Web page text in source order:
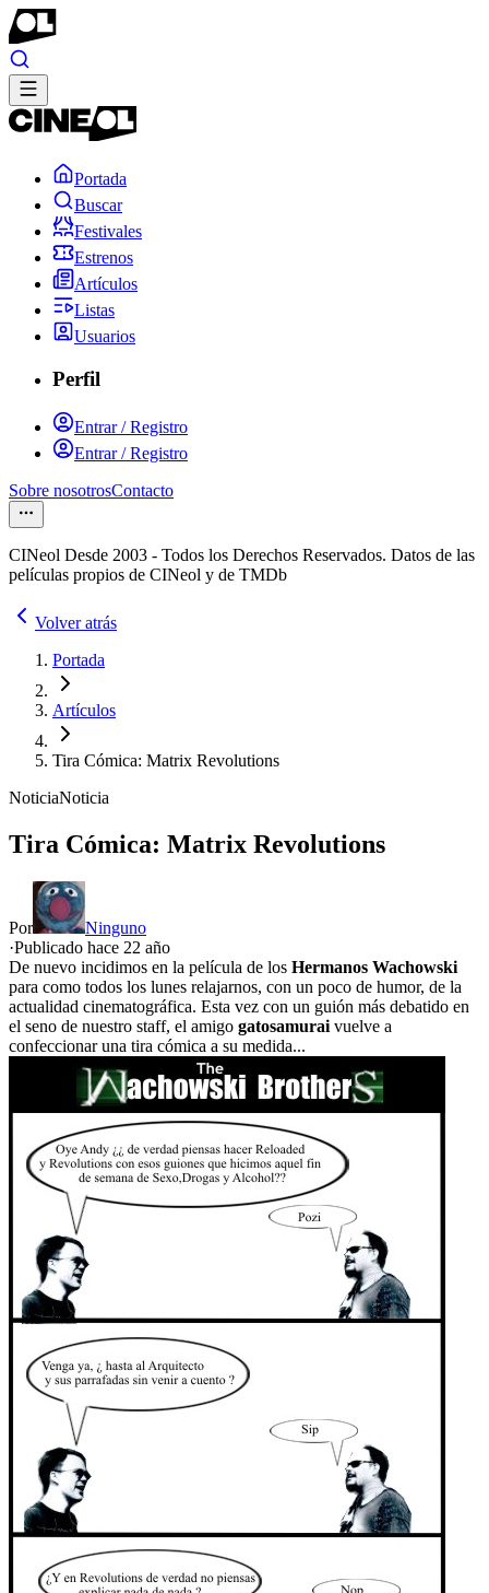
Portada
Buscar
Festivales
Estrenos
Artículos
Listas
Usuarios
Perfil
Entrar / Registro
Entrar / Registro
Sobre nosotrosContacto
CINeol Desde 2003 - Todos los Derechos Reservados. Datos de las
películas propios de CINeol y de TMDb
Volver atrás
Portada
Artículos
Tira Cómica: Matrix Revolutions
NoticiaNoticia
Tira Cómica: Matrix Revolutions
Por
Ninguno
·Publicado hace 22 año
De nuevo incidimos en la película de los Hermanos Wachowski
para como todos los lunes relajarnos, con un poco de humor, de la
actualidad cinematográfica. Esta vez con un guión más debatido en
el seno de nuestro staff, el amigo gatosamurai vuelve a
confeccionar una tira cómica a su medida...